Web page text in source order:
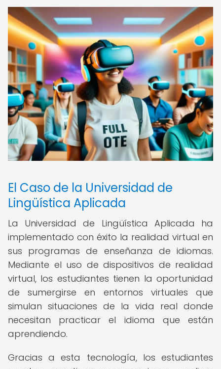
El Caso de la Universidad de
Lingüística Aplicada
La Universidad de Lingüística Aplicada ha
implementado con éxito la realidad virtual en
sus programas de enseñanza de idiomas.
Mediante el uso de dispositivos de realidad
virtual, los estudiantes tienen la oportunidad
de sumergirse en entornos virtuales que
simulan situaciones de la vida real donde
necesitan practicar el idioma que están
aprendiendo.
Gracias a esta tecnología, los estudiantes